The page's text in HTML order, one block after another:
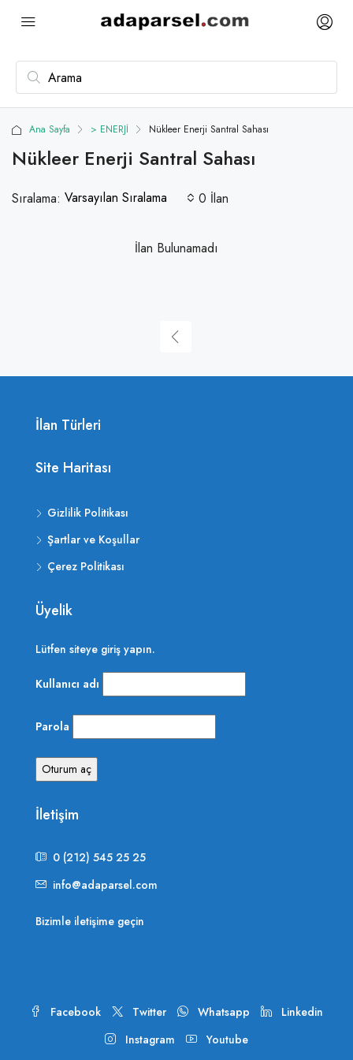
Ana Sayfa > ENERJİ Nükleer Enerji Santral Sahası
Nükleer Enerji Santral Sahası
0 İlan
Sıralama: Varsayılan Sıralama
İlan Bulunamadı
İlan Türleri
Site Haritası
Gizlilik Politikası
Şartlar ve Koşullar
Çerez Politikası
Üyelik
Lütfen siteye giriş yapın.
Kullanıcı adı
Parola
İletişim
0 (212) 545 25 25
info@adaparsel.com
Bizimle iletişime geçin
Facebook Twitter Whatsapp
Linkedin
Instagram
Youtube